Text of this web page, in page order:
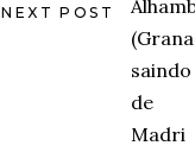
NEXT POST